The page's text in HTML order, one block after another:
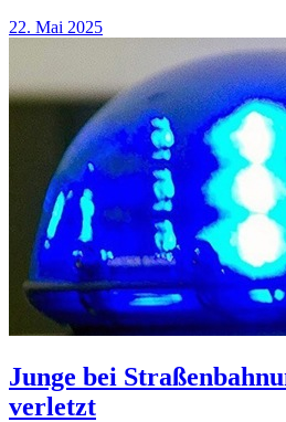
22. Mai 2025
Junge bei
verletzt